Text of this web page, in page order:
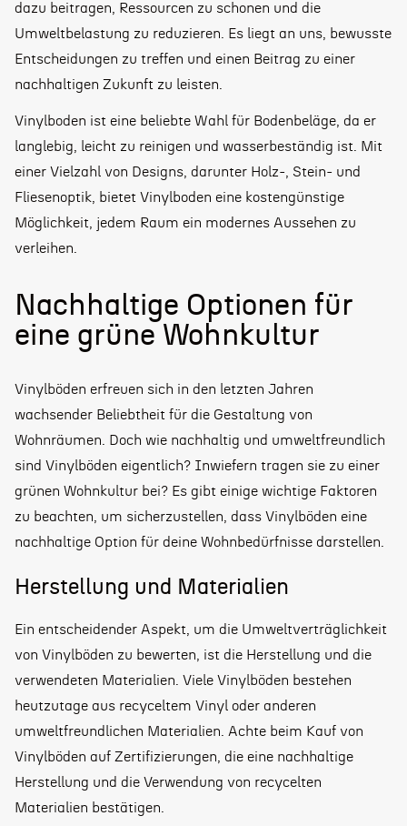
dazu beitragen, Ressourcen zu schonen und die
Umweltbelastung zu reduzieren. Es liegt an uns, bewusste
Entscheidungen zu treffen und einen Beitrag zu einer
nachhaltigen Zukunft zu leisten.
Vinylboden ist eine beliebte Wahl für Bodenbeläge, da er
langlebig, leicht zu reinigen und wasserbeständig ist. Mit
einer Vielzahl von Designs, darunter Holz-, Stein- und
Fliesenoptik, bietet Vinylboden eine kostengünstige
Möglichkeit, jedem Raum ein modernes Aussehen zu
verleihen.
Nachhaltige Optionen für
eine grüne Wohnkultur
Vinylböden erfreuen sich in den letzten Jahren
wachsender Beliebtheit für die Gestaltung von
Wohnräumen. Doch wie nachhaltig und umweltfreundlich
sind Vinylböden eigentlich? Inwiefern tragen sie zu einer
grünen Wohnkultur bei? Es gibt einige wichtige Faktoren
zu beachten, um sicherzustellen, dass Vinylböden eine
nachhaltige Option für deine Wohnbedürfnisse darstellen.
Herstellung und Materialien
Ein entscheidender Aspekt, um die Umweltverträglichkeit
von Vinylböden zu bewerten, ist die Herstellung und die
verwendeten Materialien. Viele Vinylböden bestehen
heutzutage aus recyceltem Vinyl oder anderen
umweltfreundlichen Materialien. Achte beim Kauf von
Vinylböden auf Zertifizierungen, die eine nachhaltige
Herstellung und die Verwendung von recycelten
Materialien bestätigen.